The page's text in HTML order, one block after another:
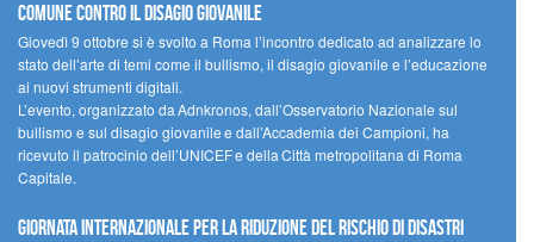
comune contro il disagio giovanile
Giovedì 9 ottobre si è svolto a Roma l’incontro dedicato ad analizzare lo
stato dell’arte di temi come il bullismo, il disagio giovanile e l’educazione
ai nuovi strumenti digitali.
L’evento, organizzato da Adnkronos, dall’Osservatorio Nazionale sul
bullismo e sul disagio giovanile e dall’Accademia dei Campioni, ha
ricevuto il patrocinio dell’UNICEF e della Città metropolitana di Roma
Capitale.
Giornata internazionale per la riduzione del rischio di disastri